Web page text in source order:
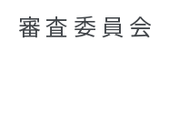
ーとなり得るのです
審査委員会